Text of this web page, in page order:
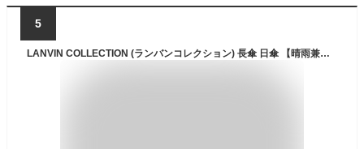
5
LANVIN COLLECTION (ランバンコレクション) 長傘 日傘 【晴雨兼用 一級遮光】 50㎝ 刺繍レース 11585ブラック